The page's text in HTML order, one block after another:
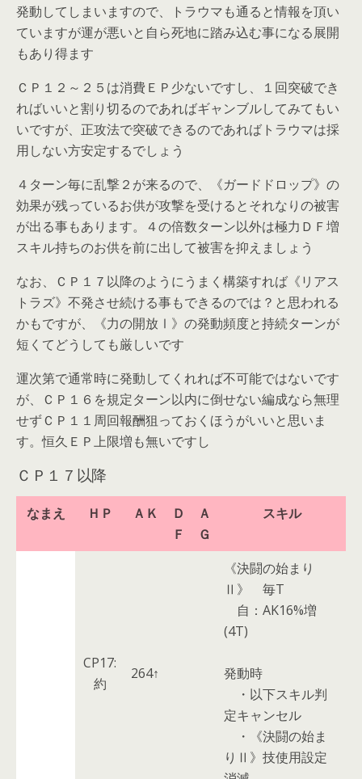
発動してしまいますので、トラウマも通ると情報を頂い
ていますが運が悪いと自ら死地に踏み込む事になる展開
もあり得ます
ＣＰ１２～２５は消費ＥＰ少ないですし、１回突破でき
ればいいと割り切るのであればギャンブルしてみてもい
いですが、正攻法で突破できるのであればトラウマは採
用しない方安定するでしょう
４ターン毎に乱撃２が来るので、《ガードドロップ》の
効果が残っているお供が攻撃を受けるとそれなりの被害
が出る事もあります。４の倍数ターン以外は極力ＤＦ増
スキル持ちのお供を前に出して被害を抑えましょう
なお、ＣＰ１７以降のようにうまく構築すれば《リアス
トラズ》不発させ続ける事もできるのでは？と思われる
かもですが、《力の開放Ⅰ》の発動頻度と持続ターンが
短くてどうしても厳しいです
運次第で通常時に発動してくれれば不可能ではないです
が、ＣＰ１６を規定ターン以内に倒せない編成なら無理
せずＣＰ１１周回報酬狙っておくほうがいいと思いま
す。恒久ＥＰ上限増も無いですし
ＣＰ１７以降
なまえ ＨＰ ＡＫ
Ｄ
Ｆ
Ａ
Ｇ
スキル
CP17:
約
264↑
《決闘の始まり
Ⅱ》 毎T
自：AK16%増
(4T)
発動時
・以下スキル判
定キャンセル
・《決闘の始ま
りⅡ》技使用設定